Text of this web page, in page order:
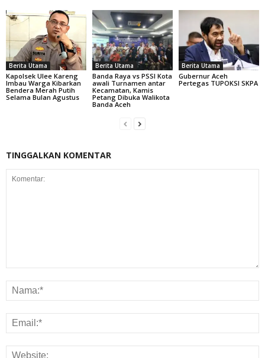
Berita Utama
Kapolsek Ulee Kareng
Imbau Warga Kibarkan
Bendera Merah Putih
Selama Bulan Agustus
Berita Utama
Banda Raya vs PSSI Kota
awali Turnamen antar
Kecamatan, Kamis
Petang Dibuka Walikota
Banda Aceh
Berita Utama
Gubernur Aceh
Pertegas TUPOKSI SKPA
TINGGALKAN KOMENTAR